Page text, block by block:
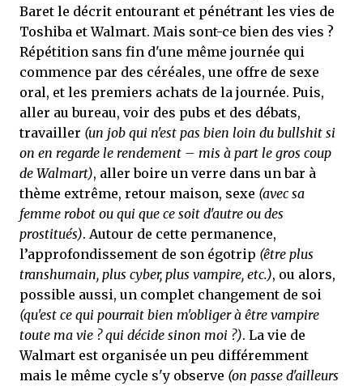
Baret le décrit entourant et pénétrant les vies de
Toshiba et Walmart. Mais sont-ce bien des vies ?
Répétition sans fin d'une même journée qui
commence par des céréales, une offre de sexe
oral, et les premiers achats de la journée. Puis,
aller au bureau, voir des pubs et des débats,
travailler (un job qui n'est pas bien loin du bullshit si
on en regarde le rendement – mis à part le gros coup
de Walmart), aller boire un verre dans un bar à
thème extrême, retour maison, sexe (avec sa
femme robot ou qui que ce soit d'autre ou des
prostitués). Autour de cette permanence,
l’approfondissement de son égotrip (être plus
transhumain, plus cyber, plus vampire, etc.), ou alors,
possible aussi, un complet changement de soi
(qu'est ce qui pourrait bien m'obliger à être vampire
toute ma vie ? qui décide sinon moi ?). La vie de
Walmart est organisée un peu différemment
mais le même cycle s'y observe (on passe d'ailleurs